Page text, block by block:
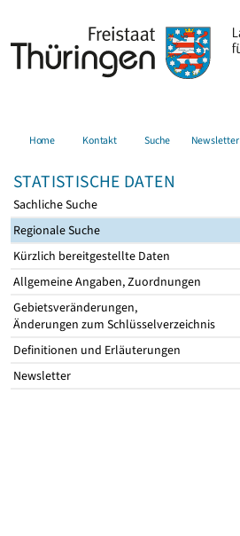
Home Kontakt Suche Newsletter
STATISTISCHE DATEN
Sachliche Suche
Regionale Suche
Kürzlich bereitgestellte Daten
Allgemeine Angaben, Zuordnungen
Gebietsveränderungen,
Änderungen zum Schlüsselverzeichnis
Definitionen und Erläuterungen
Newsletter